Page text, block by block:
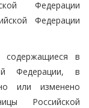
Федерации
Федерации
содержащиеся в
Федерации, в
или изменено
Российской